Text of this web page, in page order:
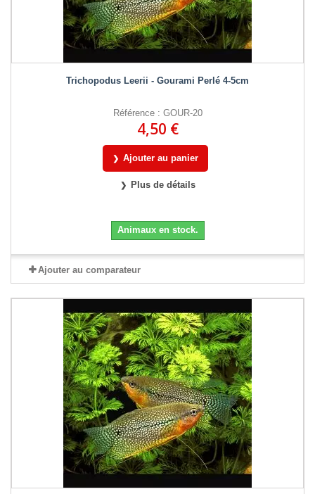
Trichopodus Leerii - Gourami Perlé 4-5cm
Référence : GOUR-20
4,50 €
Ajouter au panier
Plus de détails
Animaux en stock.
Ajouter au comparateur